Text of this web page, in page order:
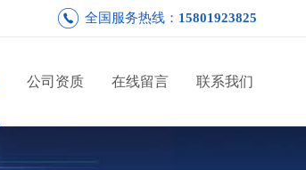
全国服务热线： 15801923825
公司资质 在线留言 联系我们